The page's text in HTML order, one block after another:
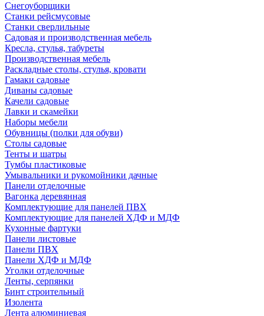
Снегоуборщики
Станки рейсмусовые
Станки сверлильные
Садовая и производственная мебель
Кресла, стулья, табуреты
Производственная мебель
Раскладные столы, стулья, кровати
Гамаки садовые
Диваны садовые
Качели садовые
Лавки и скамейки
Наборы мебели
Обувницы (полки для обуви)
Столы садовые
Тенты и шатры
Тумбы пластиковые
Умывальники и рукомойники дачные
Панели отделочные
Вагонка деревянная
Комплектующие для панелей ПВХ
Комплектующие для панелей ХДФ и МДФ
Кухонные фартуки
Панели листовые
Панели ПВХ
Панели ХДФ и МДФ
Уголки отделочные
Ленты, серпянки
Бинт строительный
Изолента
Лента алюминиевая